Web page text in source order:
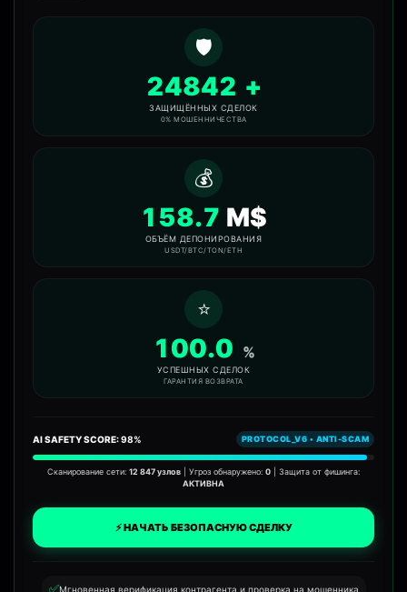
🛡️
24842 +
ЗАЩИЩЁННЫХ СДЕЛОК
0% МОШЕННИЧЕСТВА
💰
158.7 M$
ОБЪЁМ ДЕПОНИРОВАНИЯ
USDT/BTC/TON/ETH
⭐
100.0 %
УСПЕШНЫХ СДЕЛОК
ГАРАНТИЯ ВОЗВРАТА
AI SAFETY SCORE:98% PROTOCOL_V6 • ANTI-SCAM
Статус защиты:
Сканирование сети: 12 847 узлов | Угроз обнаружено: 0 | Защита от фишинга:
АКТИВНА
⚡ НАЧАТЬ БЕЗОПАСНУЮ СДЕЛКУ
✅Мгновенная верификация контрагента и проверка на мошенника